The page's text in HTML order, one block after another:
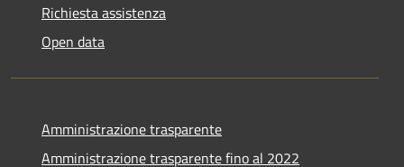
Richiesta assistenza
Open data
Amministrazione trasparente
Amministrazione trasparente fino al 2022